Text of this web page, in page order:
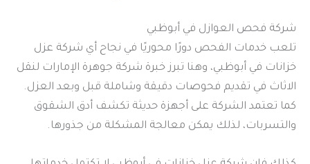
شركة فحص العوازل في أبوظبي
تلعب خدمات الفحص دورًا محوريًا في نجاح أي شركة عزل
خزانات في أبوظبي، وهنا تبرز خبرة شركة جوهرة الإمارات لنقل
الاثاث في تقديم فحوصات دقيقة وشاملة قبل وبعد العزل.
كما تعتمد الشركة على أجهزة حديثة تكشف أدق الشقوق
والتسربات، لذلك يمكن معالجة المشكلة من جذورها.